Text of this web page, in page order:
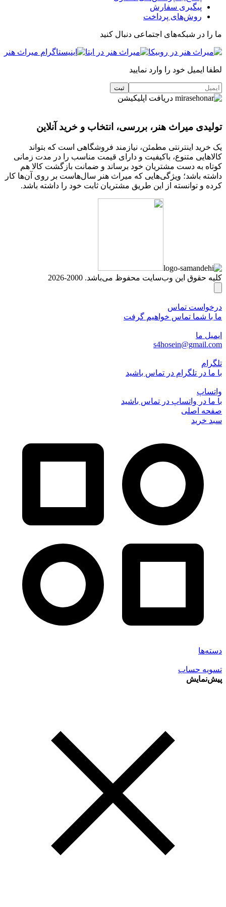
پیگیری سفارش
روش‌های پرداخت
ما را در شبکه‌های اجتماعی دنبال کنید
لطفا ایمیل خود را وارد نمایید
دریافت اپلیکیشن
تولیدی میراث هنر، بررسی، انتخاب و خرید آنلاین
یک خرید اینترنتی مطمئن، نیازمند فروشگاهی است که بتواند
کالاهایی متنوع، باکیفیت و دارای قیمت مناسب را در مدت زمانی
کوتاه به دست مشتریان خود برساند و ضمانت بازگشت کالا هم
داشته باشد؛ ویژگی‌هایی که میراث هنر سال‌هاست بر روی آن‌ها کار
کرده و توانسته از این طریق مشتریان ثابت خود را داشته باشد.
کلیه حقوق این وب‌سایت محفوظ می‌باشد. 2000-2026
درخواست تماس
ما با شما تماس خواهیم گرفت
ایمیل ما
s4hosein@gmail.com
تلگرام
با ما در تلگرام در تماس باشید
واتساپ
با ما در واتساپ در تماس باشید
صفحه اصلی
سبد خرید
دسته‌ها
تسویه حساب
پیش‌نمایش